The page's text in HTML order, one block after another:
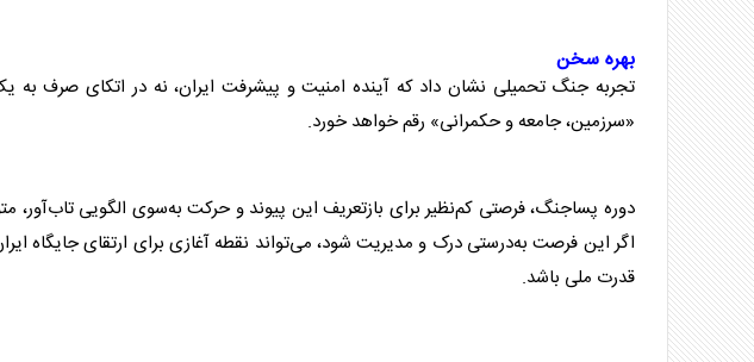
بهره سخن
تجربهجنگ تحمیلی نشان داد که آینده امنیتو پیشرفت ایران، نه در اتکای صرف به
«سرزمین، جامعه وحکمرانی» رقم خواهد خورد.
دوره پساجنگ، فرصتی کم‌نظیر برای بازتعریف این پیوند و حرکت به‌سوی الگویی
اگر این فرصت به‌درستی درک و مدیریت شود، می‌تواند نقطه آغازی برای ارتقای جایگاه
قدرت ملی باشد.